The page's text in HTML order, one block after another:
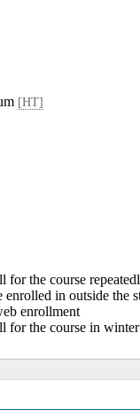
[HT]
for the course
enrolled in outside the
enrollment
for the course in